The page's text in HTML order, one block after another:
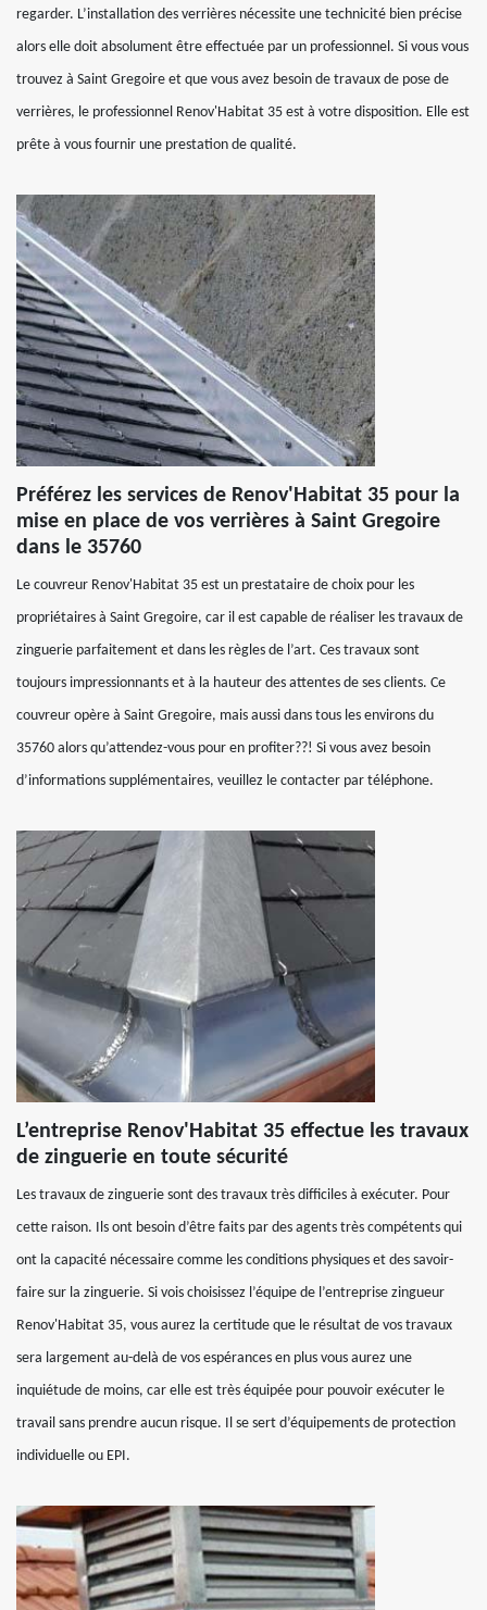
regarder. L’installation des verrières nécessite une technicité bien précise
alors elle doit absolument être effectuée par un professionnel. Si vous vous
trouvez à Saint Gregoire et que vous avez besoin de travaux de pose de
verrières, le professionnel Renov'Habitat 35 est à votre disposition. Elle est
prête à vous fournir une prestation de qualité.
Préférez les services de Renov'Habitat 35 pour la
mise en place de vos verrières à Saint Gregoire
dans le 35760
Le couvreur Renov'Habitat 35 est un prestataire de choix pour les
propriétaires à Saint Gregoire, car il est capable de réaliser les travaux de
zinguerie parfaitement et dans les règles de l’art. Ces travaux sont
toujours impressionnants et à la hauteur des attentes de ses clients. Ce
couvreur opère à Saint Gregoire, mais aussi dans tous les environs du
35760 alors qu’attendez-vous pour en profiter??! Si vous avez besoin
d’informations supplémentaires, veuillez le contacter par téléphone.
L’entreprise Renov'Habitat 35 effectue les travaux
de zinguerie en toute sécurité
Les travaux de zinguerie sont des travaux très difficiles à exécuter. Pour
cette raison. Ils ont besoin d’être faits par des agents très compétents qui
ont la capacité nécessaire comme les conditions physiques et des savoir-
faire sur la zinguerie. Si vois choisissez l’équipe de l’entreprise zingueur
Renov'Habitat 35, vous aurez la certitude que le résultat de vos travaux
sera largement au-delà de vos espérances en plus vous aurez une
inquiétude de moins, car elle est très équipée pour pouvoir exécuter le
travail sans prendre aucun risque. Il se sert d’équipements de protection
individuelle ou EPI.